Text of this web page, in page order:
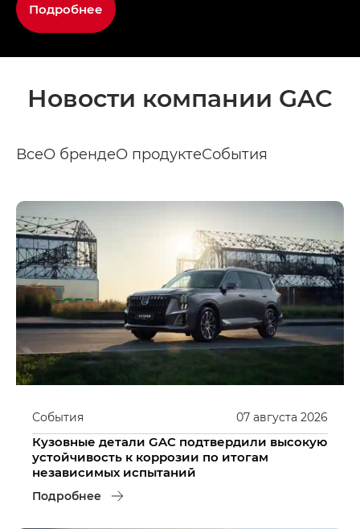
Подробнее
Новости компании GAC
ВсеО брендеО продуктеСобытия
07 августа 2026
События
Кузовные детали GAC подтвердили высокую
устойчивость к коррозии по итогам
независимых испытаний
Подробнее